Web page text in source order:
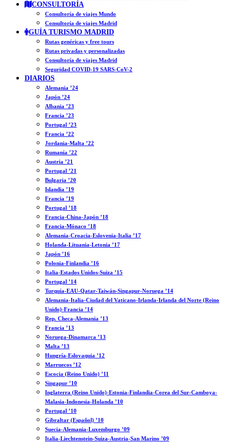
CONSULTORÍA
Consultoría de viajes Mundo
Consultoría de viajes Madrid
GUÍA TURISMO MADRID
Rutas genéricas y free tours
Rutas privadas y personalizadas
Consultoría de viajes Madrid
Seguridad COVID-19 SARS-CoV-2
DIARIOS
Alemania ’24
Japón ’24
Albania ’23
Francia ’23
Portugal ’23
Francia ’22
Jordania-Malta ’22
Rumanía ’22
Austria ’21
Portugal ’21
Bulgaria ’20
Islandia ’19
Francia ’19
Portugal ’18
Francia-China-Japón ’18
Francia-Mónaco ’18
Alemania-Croacia-Eslovenia-Italia ’17
Holanda-Lituania-Letonia ’17
Japón ’16
Polonia-Finlandia ’16
Italia-Estados Unidos-Suiza ’15
Portugal ’14
Turquía-EAU-Qatar-Taiwán-Singapur-Noruega ’14
Alemania-Italia-Ciudad del Vaticano-Irlanda-Irlanda del Norte (Reino
Unido)-Francia ’14
Rep. Checa-Alemania ’13
Francia ’13
Noruega-Dinamarca ’13
Malta ’13
Hungría-Eslovaquia ’12
Marruecos ’12
Escocia (Reino Unido) ’11
Singapur ’10
Inglaterra (Reino Unido)-Estonia-Finlandia-Corea del Sur-Camboya-
Malasia-Indonesia-Holanda ’10
Portugal ’10
Gibraltar (Español) ’10
Suecia-Alemania-Luxemburgo ’09
Italia-Liechtenstein-Suiza-Austria-San Marino ’09